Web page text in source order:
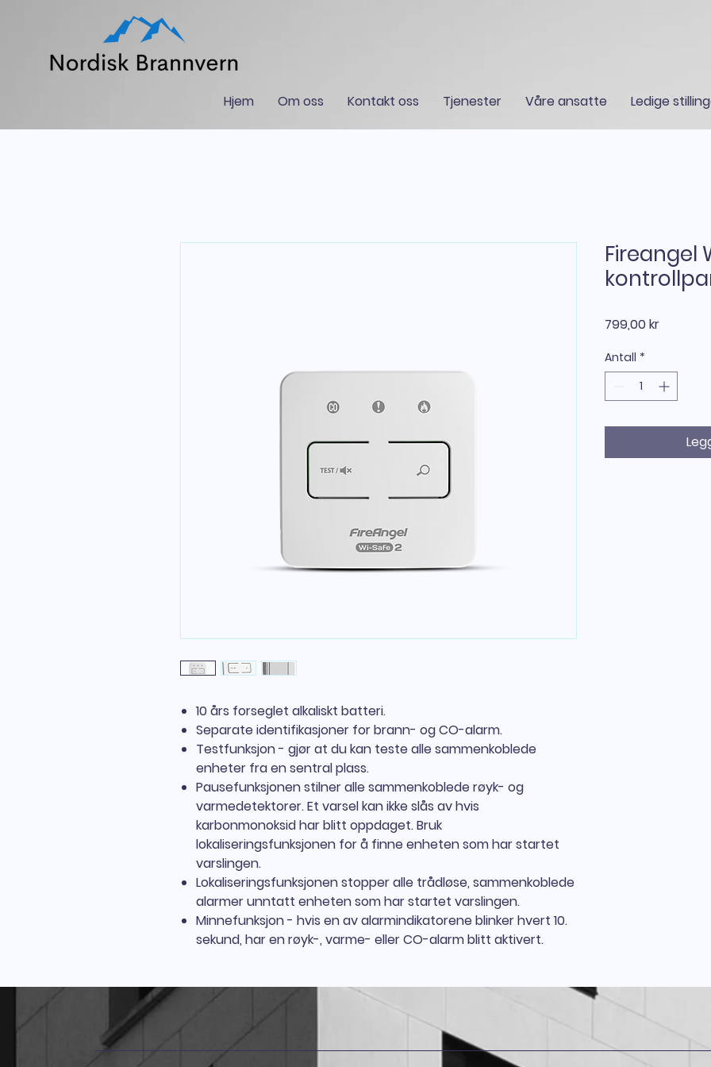
Hjem Om oss Kontakt oss Tjenester Våre ansatte Ledige
10 års forseglet alkaliskt batteri.
Separate identifikasjoner for brann- og CO-alarm.
Testfunksjon - gjør at du kan teste alle sammenkoblede
enheter fra en sentral plass.
Pausefunksjonen stilner alle sammenkoblede røyk- og
varmedetektorer. Et varsel kan ikke slås av hvis
karbonmonoksid har blitt oppdaget. Bruk
lokaliseringsfunksjonen for å finne enheten som har startet
varslingen.
Lokaliseringsfunksjonen stopper alle trådløse, sammenkoblede
alarmer unntatt enheten som har startet varslingen.
Minnefunksjon - hvis en av alarmindikatorene blinker hvert 10.
sekund, har en røyk-, varme- eller CO-alarm blitt aktivert.
Fireangel
799,00 krPris
Antall *